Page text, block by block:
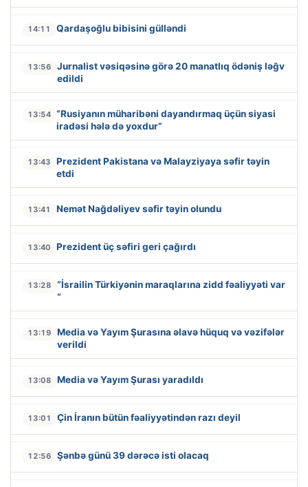
14:11 Qardaşoğlu bibisini gülləndi
13:56
Jurnalist vəsiqəsinə görə 20 manatlıq ödəniş ləğv
edildi
13:54 “Rusiyanın müharibəni dayandırmaq üçün siyasi
iradəsi hələ də yoxdur”
13:43
Prezident Pakistana və Malayziyaya səfir təyin
etdi
13:41 Nemət Nağdəliyev səfir təyin olundu
13:40 Prezident üç səfiri geri çağırdı
13:28
“İsrailin Türkiyənin maraqlarına zidd fəaliyyəti var
“
13:19
Media və Yayım Şurasına əlavə hüquq və vəzifələr
verildi
13:08 Media və Yayım Şurası yaradıldı
13:01 Çin İranın bütün fəaliyyətindən razı deyil
12:56 Şənbə günü 39 dərəcə isti olacaq